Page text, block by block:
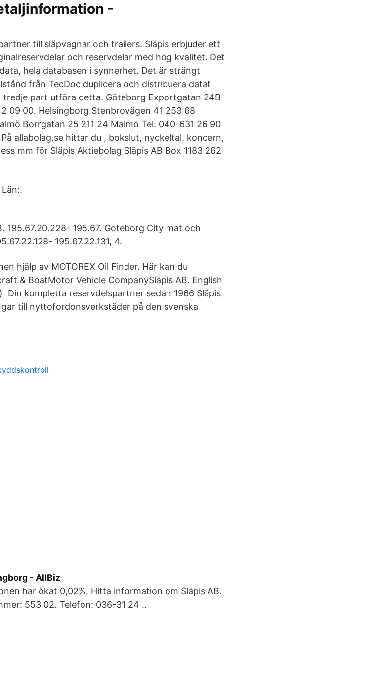
-
till släpvagnar och trailers. Släpis erbjuder ett
och reservdelar med hög kvalitet. Det
hela databasen i synnerhet. Det är strängt
från TecDoc duplicera och distribuera datat
tredje part utföra detta. Göteborg Exportgatan 24B
09 00. Helsingborg Stenbrovägen 41 253 68
Borrgatan 25 211 24 Malmö Tel: 040-631 26 90
allabolag.se hittar du , bokslut, nyckeltal, koncern,
mm för Släpis Aktiebolag Släpis AB Box 1183 262
195.67.20.228- 195.67. Goteborg City mat och
195.67.22.131, 4.
hjälp av MOTOREX Oil Finder. Här kan du
& BoatMotor Vehicle CompanySläpis AB. English
Din kompletta reservdelspartner sedan 1966 Släpis
till nyttofordonsverkstäder på den svenska
- AllBiz
har ökat 0,02%. Hitta information om Släpis AB.
553 02. Telefon: 036-31 24 ..